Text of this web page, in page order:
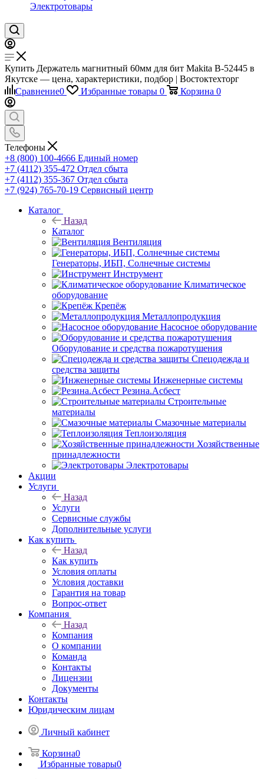
Электротовары
Купить Держатель магнитный 60мм для бит Makita B-52445 в
Якутске — цена, характеристики, подбор | Востоктехторг
Сравнение0 Избранные товары 0 Корзина 0
Телефоны
+8 (800) 100-4666 Единый номер
+7 (4112) 355-472 Отдел сбыта
+7 (4112) 355-367 Отдел сбыта
+7 (924) 765-70-19 Сервисный центр
Каталог
Назад
Каталог
Вентиляция
Генераторы, ИБП, Солнечные системы
Инструмент
Климатическое
оборудование
Крепёж
Металлопродукция
Насосное оборудование
Оборудование и средства пожаротушения
Спецодежда и
средства защиты
Инженерные системы
Резина.Асбест
Строительные
материалы
Смазочные материалы
Теплоизоляция
Хозяйственные
принадлежности
Электротовары
Акции
Услуги
Назад
Услуги
Сервисные службы
Дополнительные услуги
Как купить
Назад
Как купить
Условия оплаты
Условия доставки
Гарантия на товар
Вопрос-ответ
Компания
Назад
Компания
О компании
Команда
Контакты
Лицензии
Документы
Контакты
Юридическим лицам
Личный кабинет
Корзина0
Избранные товары0